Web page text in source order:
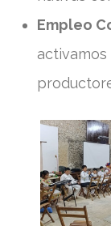
Empleo